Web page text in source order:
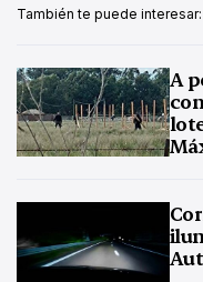
También te puede interesar:
A